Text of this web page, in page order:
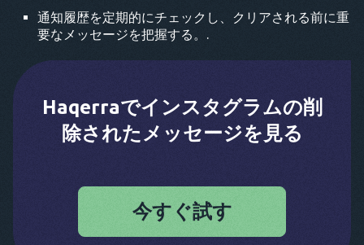
通知履歴を定期的にチェックし、クリアされる前に重
要なメッセージを把握する。.
Haqerraでインスタグラムの削
除されたメッセージを見る
今すぐ試す